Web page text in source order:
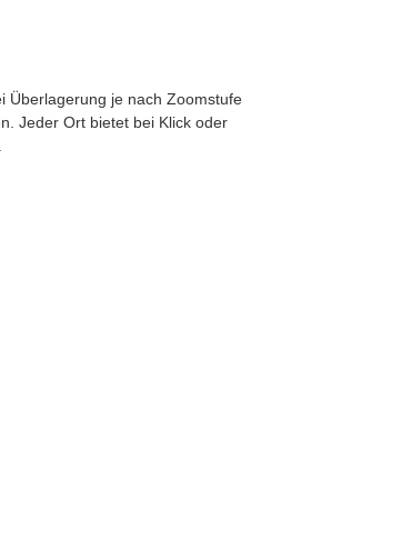
Überlagerung je nach Zoomstufe
Jeder Ort bietet bei Klick oder